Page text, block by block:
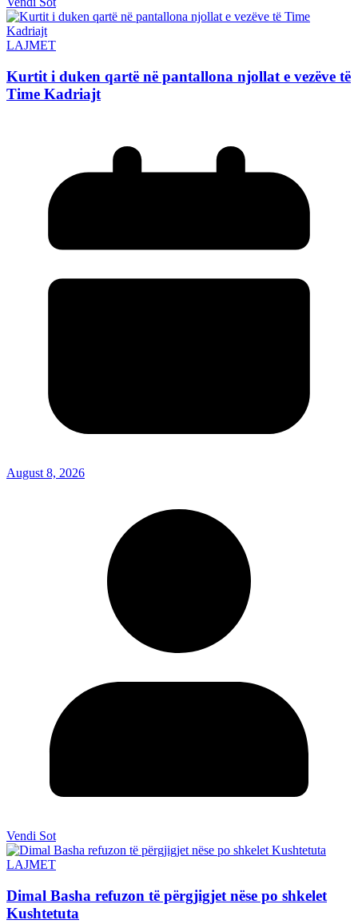
LAJMET
Kurtit i duken qartë në pantallona njollat e vezëve të
Time Kadriajt
August 8, 2026
Vendi Sot
LAJMET
Dimal Basha refuzon të përgjigjet nëse po shkelet
Kushtetuta